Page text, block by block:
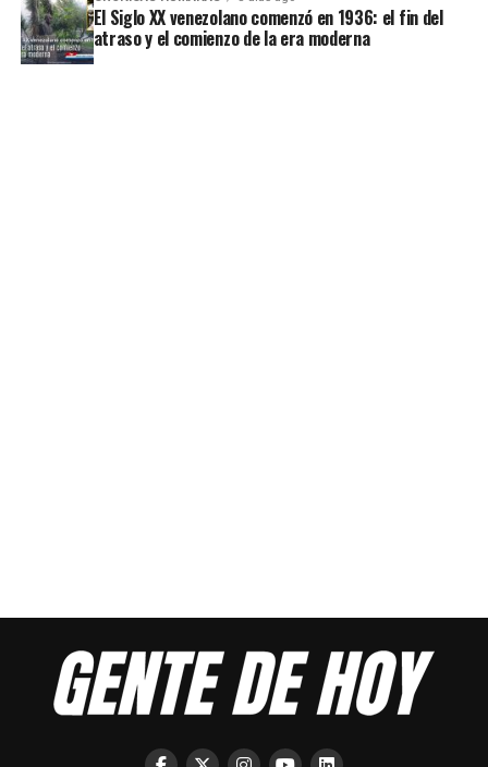
El Siglo XX venezolano comenzó en 1936: el fin del
atraso y el comienzo de la era moderna